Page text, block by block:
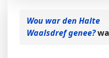
Wou war den Halte
Waalsdref genee?